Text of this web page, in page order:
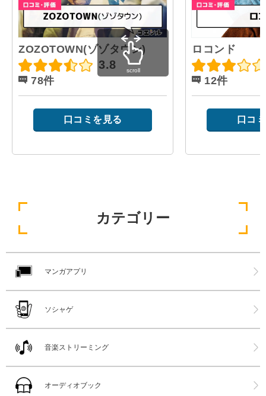
ZOZOTOWN(ゾゾタウン)
3.8
78件
口コミを見る
ロコンド
12件
口コ
scroll
カテゴリー
マンガアプリ
ソシャゲ
音楽ストリーミング
オーディオブック